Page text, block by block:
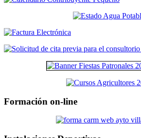
Formación on-line